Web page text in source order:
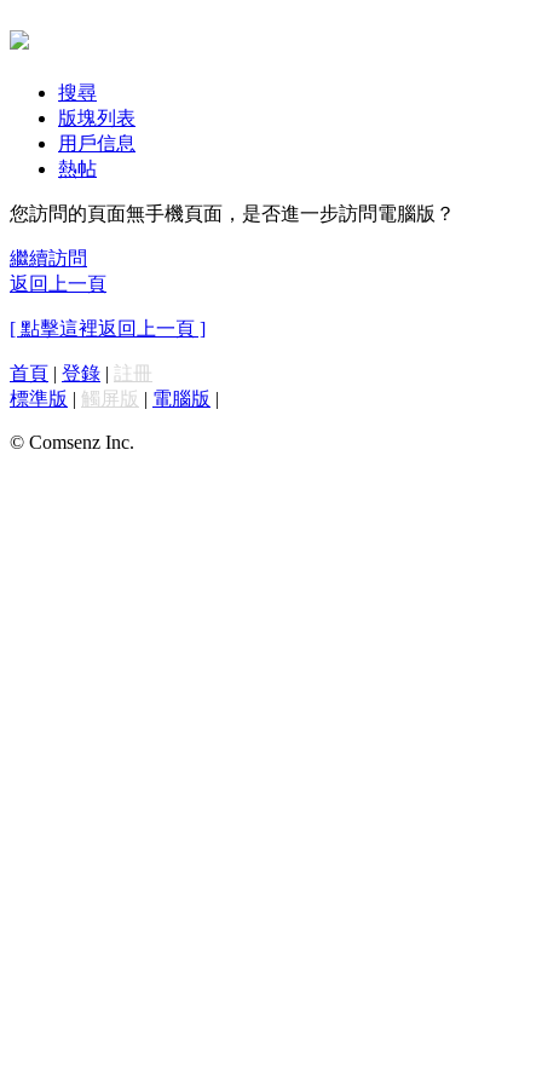
搜尋
版塊列表
用戶信息
熱帖
您訪問的頁面無手機頁面，是否進一步訪問電腦版？
繼續訪問
返回上一頁
[ 點擊這裡返回上一頁 ]
首頁 | 登錄 | 註冊
標準版 | 觸屏版 | 電腦版 |
© Comsenz Inc.